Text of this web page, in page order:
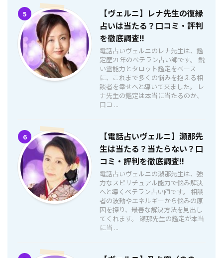
5
【ヴェルニ】レナ先生の復縁
占いは当たる？口コミ・評判
を徹底調査!!
電話占いヴェルニのレナ先生は、鑑
定歴21年のベテラン占い師です。 鋭
い霊能力とタロット鑑定をベース
に、これまで多くの悩みを抱える相
談者を幸せへと導いて来ました。 レ
ナ先生の鑑定は本当に当たるのか、
口コ ...
6
【電話占いヴェルニ】瀬那先
生は当たる？当たらない？口
コミ・評判を徹底調査!!
電話占いヴェルニの瀬那先生は、強
力なスピリチュアル能力で悩み解決
へと導くベテラン占い師です。 相談
者の波動やエネルギーから悩みの原
因を探り、最善な解決方法を見出し
てくれます。 瀬那先生の鑑定が本当
に当 ...